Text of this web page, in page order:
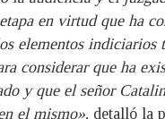
en virtud que ha
elementos indiciarios
considerar que ha
y que el señor
el mismo», detalló la